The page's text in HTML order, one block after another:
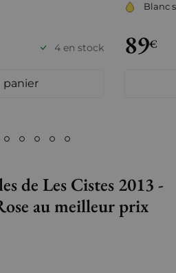
4 en stock
panier
Blanc
89€
de Les Cistes 2013 -
au meilleur prix